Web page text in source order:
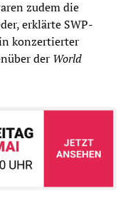
zudem die
erklärte SWP-
konzertierter
der World